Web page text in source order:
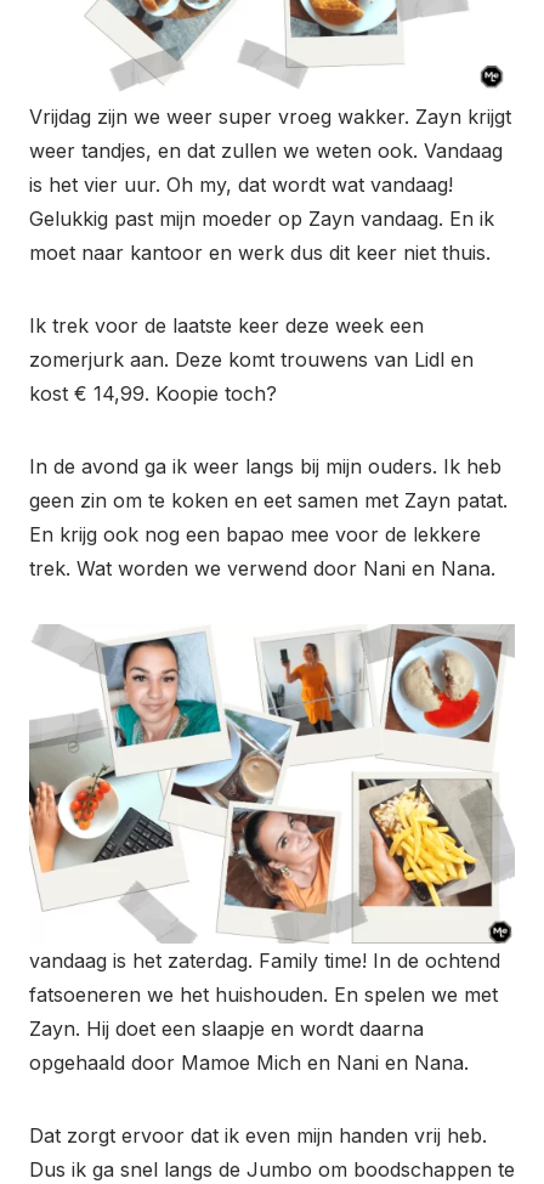
Vrijdag zijn we weer super vroeg wakker. Zayn krijgt
weer tandjes, en dat zullen we weten ook. Vandaag
is het vier uur. Oh my, dat wordt wat vandaag!
Gelukkig past mijn moeder op Zayn vandaag. En ik
moet naar kantoor en werk dus dit keer niet thuis.
Ik trek voor de laatste keer deze week een
zomerjurk aan. Deze komt trouwens van Lidl en
kost € 14,99. Koopie toch?
In de avond ga ik weer langs bij mijn ouders. Ik heb
geen zin om te koken en eet samen met Zayn patat.
En krijg ook nog een bapao mee voor de lekkere
trek. Wat worden we verwend door Nani en Nana.
vandaag is het zaterdag. Family time! In de ochtend
fatsoeneren we het huishouden. En spelen we met
Zayn. Hij doet een slaapje en wordt daarna
opgehaald door Mamoe Mich en Nani en Nana.
Dat zorgt ervoor dat ik even mijn handen vrij heb.
Dus ik ga snel langs de Jumbo om boodschappen te